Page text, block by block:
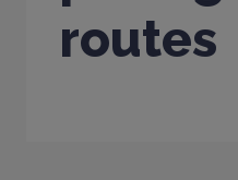
routes